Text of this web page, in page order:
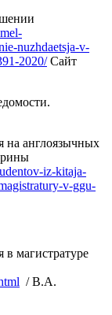
nuzhdaetsja-v-
2020/Сайт
на англоязычных
iz-kitaja-
v-ggu-
в магистратуре
/ В.А.